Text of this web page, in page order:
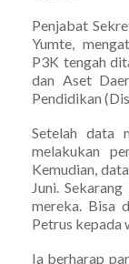
Penjabat
Yumte,
P3K tengah
dan Aset
Pendidikan
Setelah data
melakukan
Kemudian,
Juni.
mereka. Bisa
Petrus kepada
Ia berharap